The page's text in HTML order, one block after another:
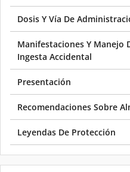
Dosis Y Vía De
Manifestaciones Y Manejo
Ingesta Accidental
Presentación
Recomendaciones Sobre
Leyendas De Protección